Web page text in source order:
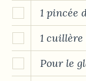
1 pincée
1
Pour le